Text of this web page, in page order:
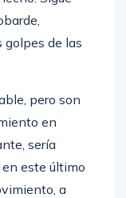
golpes de las
pero son
en
sería
este último
a